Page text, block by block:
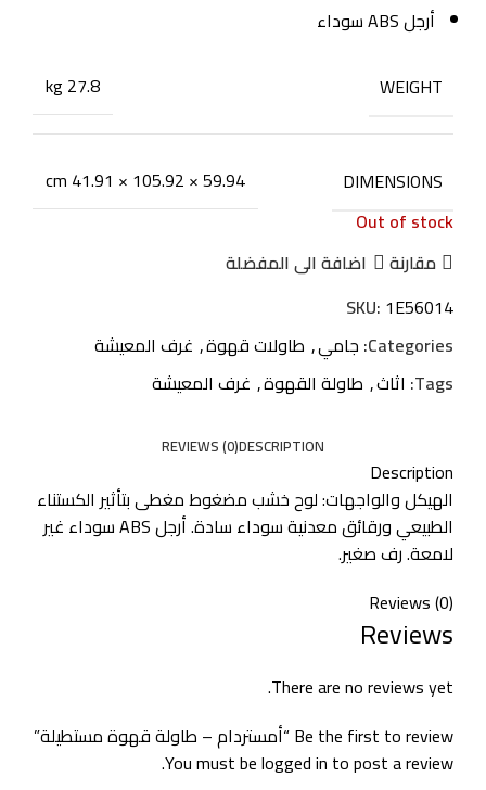
أرجل ABS سوداء
WEIGHT
27.8 kg
DIMENSIONS
59.94 × 105.92 × 41.91 cm
Out of stock
مقارنة
اضافة الى المفضلة
SKU: 1E56014
Categories: جامي, طاولات قهوة, غرف المعيشة
Tags: اثاث, طاولة القهوة, غرف المعيشة
DESCRIPTION
REVIEWS (0)
Description
الهيكل والواجهات: لوح خشب مضغوط مغطى بتأثير الكستناء
الطبيعي ورقائق معدنية سوداء سادة. أرجل ABS سوداء غير
لامعة. رف صغير.
Reviews (0)
Reviews
There are no reviews yet.
Be the first to review “أمستردام – طاولة قهوة مستطيلة”
You must belogged in to post a review.